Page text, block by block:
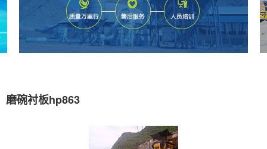
磨碗衬板hp863